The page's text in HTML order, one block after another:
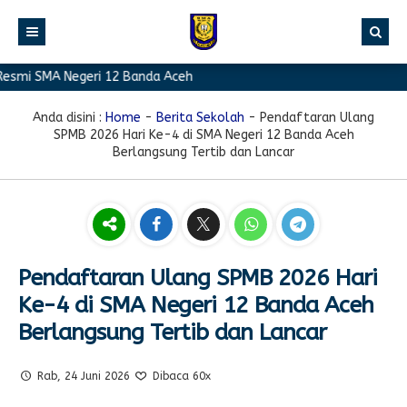
BERANDA
PROFIL
Sambutan Kepala Sekolah
Sejarah Singkat
Struktur Organisasi
Sekolah
Berita Prestasi
Berita Sekolah
Blog Guru
Pengumuman
PROGRAM
Pramuka
PMR
GALERI
FOTO
PPDB
SMA Negeri 12 Banda Aceh
Anda disini : Home - Berita Sekolah - Pendaftaran Ulang
SPMB 2026 Hari Ke-4 di SMA Negeri 12 Banda Aceh
Berlangsung Tertib dan Lancar
Pendaftaran Ulang SPMB 2026 Hari
Ke-4 di SMA Negeri 12 Banda Aceh
Berlangsung Tertib dan Lancar
Rab, 24 Juni 2026 Dibaca 60x